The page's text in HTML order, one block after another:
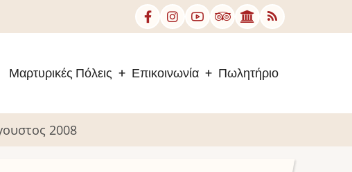
Μαρτυρικές Πόλεις Επικοινωνία Πωλητήριο
2008